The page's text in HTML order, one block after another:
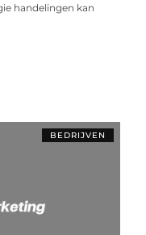
handelingen kan
BEDRIJVEN